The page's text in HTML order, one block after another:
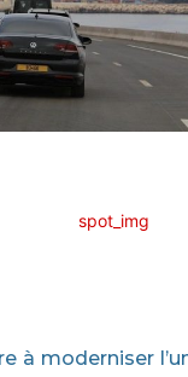
à moderniser